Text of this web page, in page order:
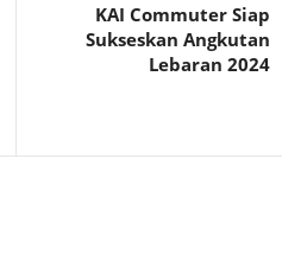
KAI Commuter Siap
Sukseskan Angkutan
Lebaran 2024